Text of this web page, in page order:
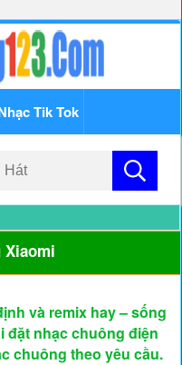
Tik Tok
Xiaomi
và remix hay – sống
đặt nhạc chuông điện
chuông theo yêu cầu.